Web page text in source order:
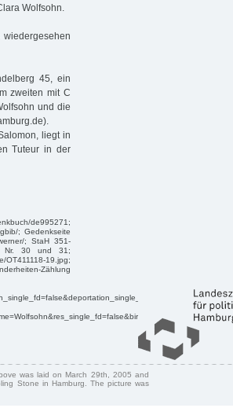
Wolfsohn.
45, ein
zweiten mit C
und die
liegt in
Tuteur in der
de995271;
; Gedenkseite
; StaH 351-
Nr. 30 und 31;
19.jpg;
Zählung
was laid on March 29th, 2005 and
Stone in Hamburg. The picture was